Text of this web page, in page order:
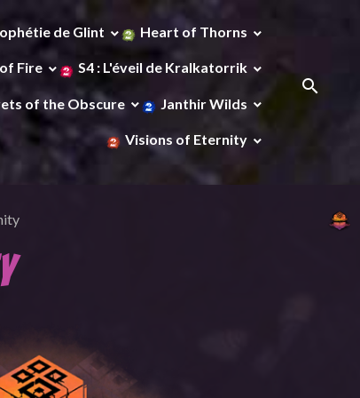
de Glint Heart of Thorns
Fire S4 : L'éveil de Kralkatorrik
of the Obscure Janthir Wilds
Visions of Eternity